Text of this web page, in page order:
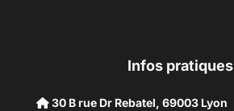
Infos pratiques
30 B rue Dr Rebatel, 69003 Lyon